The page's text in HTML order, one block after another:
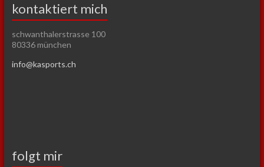
kontaktiert mich
schwanthalerstrasse 100
80336 münchen
info@kasports.ch
folgt mir